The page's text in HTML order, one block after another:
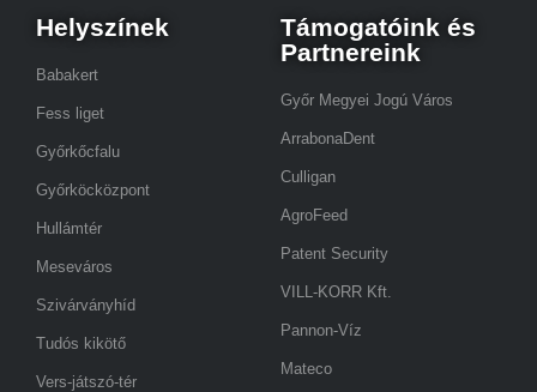
Helyszínek
Babakert
Fess liget
Győrkőcfalu
Győrköcközpont
Hullámtér
Meseváros
Szivárványhíd
Tudós kikötő
Vers-játszó-tér
Támogatóink és
Partnereink
Győr Megyei Jogú Város
ArrabonaDent
Culligan
AgroFeed
Patent Security
VILL-KORR Kft.
Pannon-Víz
Mateco